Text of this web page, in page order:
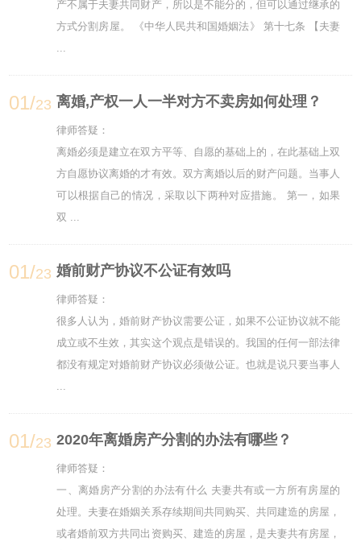
产不属于夫妻共同财产，所以是不能分的，但可以通过继承的
方式分割房屋。 《中华人民共和国婚姻法》 第十七条 【夫妻
...
01/23 离婚,产权一人一半对方不卖房如何处理？
律师答疑：
离婚必须是建立在双方平等、自愿的基础上的，在此基础上双
方自愿协议离婚的才有效。双方离婚以后的财产问题。当事人
可以根据自己的情况，采取以下两种对应措施。 第一，如果
双 ...
01/23 婚前财产协议不公证有效吗
律师答疑：
很多人认为，婚前财产协议需要公证，如果不公证协议就不能
成立或不生效，其实这个观点是错误的。我国的任何一部法律
都没有规定对婚前财产协议必须做公证。也就是说只要当事人
...
01/23 2020年离婚房产分割的办法有哪些？
律师答疑：
一、离婚房产分割的办法有什么 夫妻共有或一方所有房屋的
处理。夫妻在婚姻关系存续期间共同购买、共同建造的房屋，
或者婚前双方共同出资购买、建造的房屋，是夫妻共有房屋，